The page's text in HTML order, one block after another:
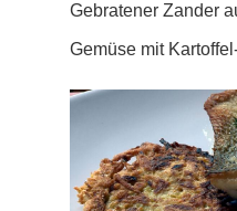
Gebratener Zander
Gemüse mit